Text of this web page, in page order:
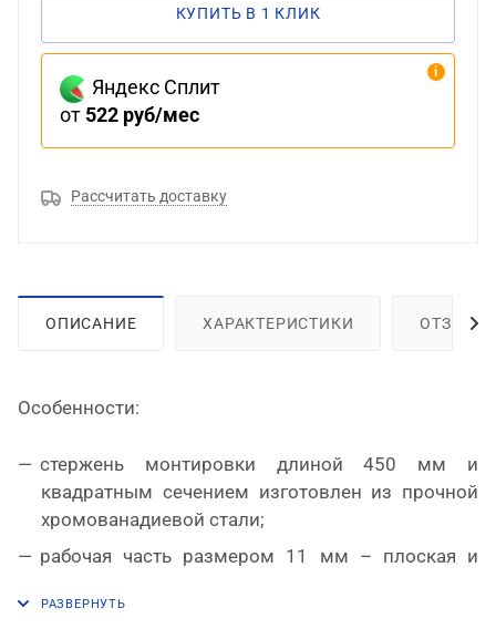
КУПИТЬ В 1 КЛИК
Яндекс Сплит
от 522 руб/мес
Рассчитать доставку
ОПИСАНИЕ ХАРАКТЕРИСТИКИ ОТЗЫВЫ
Особенности:
стержень монтировки длиной 450 мм и
квадратным сечением изготовлен из прочной
хромованадиевой стали;
рабочая часть размером 11 мм – плоская и